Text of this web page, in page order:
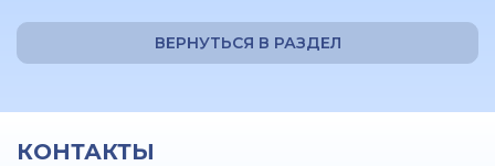
ВЕРНУТЬСЯ В РАЗДЕЛ
КОНТАКТЫ